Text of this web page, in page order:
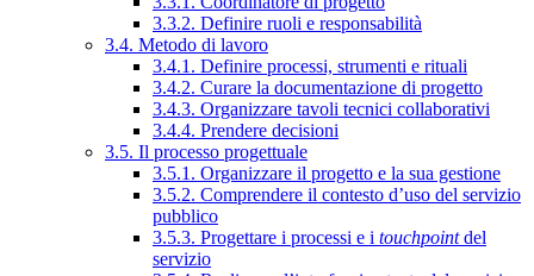
3.3.2. Definire ruoli e responsabilità
3.4. Metodo di lavoro
3.4.1. Definire processi, strumenti e rituali
3.4.2. Curare la documentazione di progetto
3.4.3. Organizzare tavoli tecnici collaborativi
3.4.4. Prendere decisioni
3.5. Il processo progettuale
3.5.1. Organizzare il progetto e la sua gestione
3.5.2. Comprendere il contesto d’uso del servizio
pubblico
3.5.3. Progettare i processi e i touchpointdel
servizio